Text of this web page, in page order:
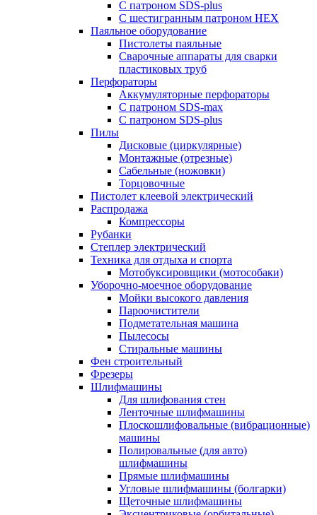
С патроном SDS-plus
С шестигранным патроном HEX
Паяльное оборудование
Пистолеты паяльные
Сварочные аппараты для сварки
пластиковых труб
Перфораторы
Аккумуляторные перфораторы
С патроном SDS-max
С патроном SDS-plus
Пилы
Дисковые (циркулярные)
Монтажные (отрезные)
Сабельные (ножовки)
Торцовочные
Пистолет клеевой электрический
Распродажа
Компрессоры
Рубанки
Степлер электрический
Техника для отдыха и спорта
Мотобуксировщики (мотособаки)
Уборочно-моечное оборудование
Мойки высокого давления
Пароочистители
Подметательная машина
Пылесосы
Стиральные машины
Фен строительный
Фрезеры
Шлифмашины
Для шлифования стен
Ленточные шлифмашины
Плоскошлифовальные (вибрационные)
машины
Полировальные (для авто)
шлифмашины
Прямые шлифмашины
Угловые шлифмашины (болгарки)
Щеточные шлифмашины